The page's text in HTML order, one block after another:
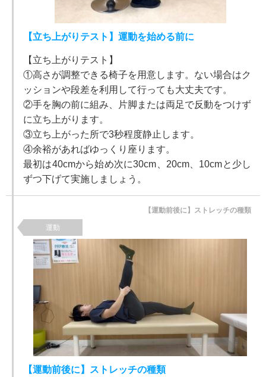
【立ち上がりテスト】運動を始める前に
【立ち上がりテスト】
①高さが調整できる椅子を用意します。ない場合はク
ッションや段差を利用して行っても大丈夫です。
②手を胸の前に組み、片脚または両足で反動をつけず
に立ち上がります。
③立ち上がった所で3秒程度静止します。
④余裕があればゆっくり座ります。
最初は40cmから始め次に30cm、20cm、10cmと少し
ずつ下げて実施しましょう。
【運動前後に】ストレッチの種類
運動
【運動前後に】ストレッチの種類